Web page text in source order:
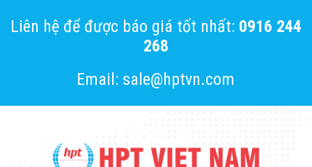
Liên hệ để được báo giá tốt nhất: 0916 244
268
Email: sale@hptvn.com